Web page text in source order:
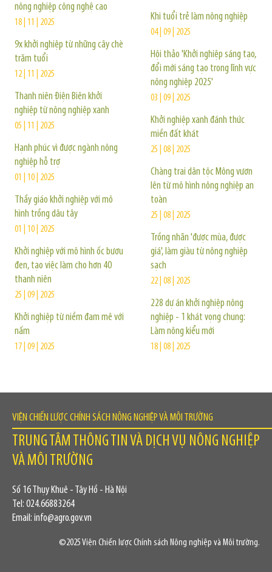
nông nghiệp công nghệ cao
18 | 11 | 2025
9x khởi nghiệp từ những cây chè
trăm tuổi
12 | 11 | 2025
Thanh niên Điện Biên khởi
nghiệp từ nông nghiệp xanh
05 | 11 | 2025
Hạnh phúc vì được ngành nông
nghiệp hỗ trợ
01 | 10 | 2025
Thầy giáo khởi nghiệp với mô
hình trồng dâu tây
01 | 10 | 2025
Khởi nghiệp với mô hình ốc bươu
đen, tạo việc làm cho hơn 40
thanh niên
25 | 09 | 2025
Khởi nghiệp từ niềm đam mê với
nấm
17 | 09 | 2025
Khi tuổi trẻ làm nông nghiệp
04 | 09 | 2025
Hội thảo 'Khởi nghiệp sáng tạo,
đổi mới sáng tạo trong lĩnh vực
nông nghiệp 2025'
03 | 09 | 2025
Khởi nghiệp xanh đánh thức
miền đất khát
25 | 08 | 2025
Chàng trai dân tộc Mông vươn
lên từ mô hình nông nghiệp an
toàn
25 | 08 | 2025
Trồng nhãn 'được mùa, được
giá', làm giàu từ nông nghiệp
sạch
22 | 08 | 2025
228 dự án khởi nghiệp nông
nghiệp - 1 khát vọng chung:
Làm nông kiểu mới
18 | 08 | 2025
VIỆN CHIẾN LƯỢC CHÍNH SÁCH NÔNG NGHIỆP VÀ MÔI TRƯỜNG
TRUNG TÂM THÔNG TIN VÀ DỊCH VỤ NÔNG NGHIỆP
VÀ MÔI TRƯỜNG
Số 16 Thụy Khuê - Tây Hồ - Hà Nội
Tel: 024.66883264
Email: info@agro.gov.vn
©2025 Viện Chiến lược Chính sách Nông nghiệp và Môi trường.